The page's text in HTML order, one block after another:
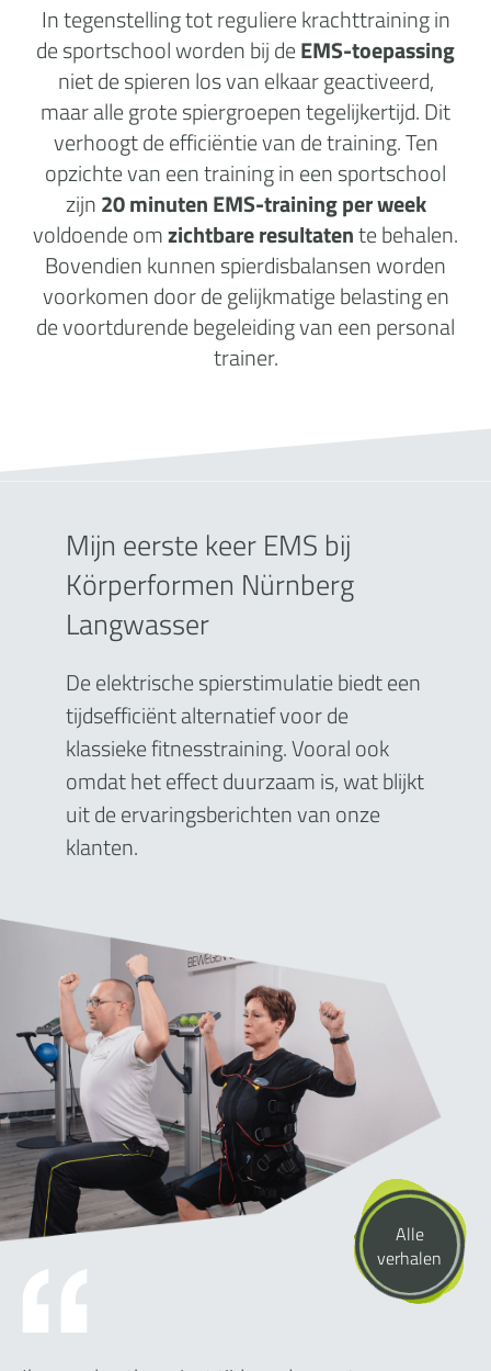
In tegenstelling tot reguliere krachttraining in
de sportschool worden bij deEMS-toepassing
niet de spieren los van elkaar geactiveerd,
maar alle grote spiergroepen tegelijkertijd. Dit
verhoogt de efficiëntie van de training. Ten
opzichte van een training in een sportschool
zijn20 minuten EMS-training per week
voldoende omzichtbare resultatente behalen.
Bovendien kunnen spierdisbalansen worden
voorkomen door de gelijkmatige belasting en
de voortdurende begeleiding van een personal
trainer.
Mijn eerste keer EMS bij
Körperformen Nürnberg
Langwasser
De elektrische spierstimulatie biedt een
tijdsefficiënt alternatief voor de
klassieke fitnesstraining. Vooral ook
omdat het effect duurzaam is, wat blijkt
uit de ervaringsberichten van onze
klanten.
Alle
verhalen